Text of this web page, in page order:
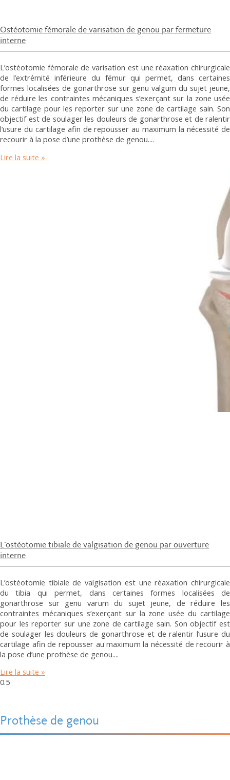
Ostéotomie fémorale de varisation de genou par fermeture
interne
L’ostéotomie fémorale de varisation est une réaxation chirurgicale
de l’extrémité inférieure du fémur qui permet, dans certaines
formes localisées de gonarthrose sur genu valgum du sujet jeune,
de réduire les contraintes mécaniques s’exerçant sur la zone usée
du cartilage pour les reporter sur une zone de cartilage sain. Son
objectif est de soulager les douleurs de gonarthrose et de ralentir
l’usure du cartilage afin de repousser au maximum la nécessité de
recourir à la pose d’une prothèse de genou.
Lire la suite »
L’ostéotomie tibiale de valgisation de genou par ouverture
interne
L’ostéotomie tibiale de valgisation est une réaxation chirurgicale
du tibia qui permet, dans certaines formes localisées de
gonarthrose sur genu varum du sujet jeune, de réduire les
contraintes mécaniques s’exerçant sur la zone usée du cartilage
pour les reporter sur une zone de cartilage sain. Son objectif est
de soulager les douleurs de gonarthrose et de ralentir l’usure du
cartilage afin de repousser au maximum la nécessité de recourir à
la pose d’une prothèse de genou.
Lire la suite »
Prothèse de genou